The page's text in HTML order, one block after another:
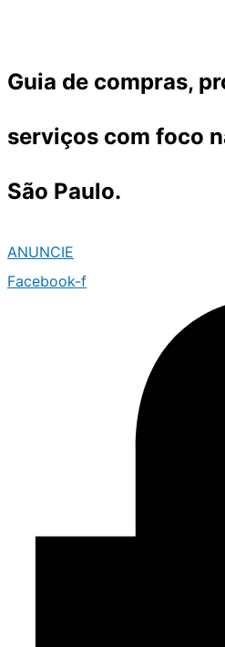
o
Guia de compras,
serviços com foco
São Paulo.
ANUNCIE
Facebook-f